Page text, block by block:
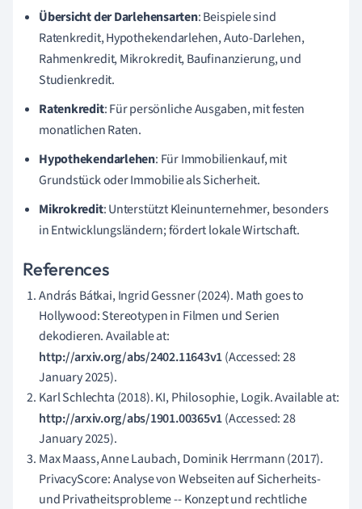
Übersicht der Darlehensarten: Beispiele sind
Ratenkredit, Hypothekendarlehen, Auto-Darlehen,
Rahmenkredit, Mikrokredit, Baufinanzierung, und
Studienkredit.
Ratenkredit: Für persönliche Ausgaben, mit festen
monatlichen Raten.
Hypothekendarlehen: Für Immobilienkauf, mit
Grundstück oder Immobilie als Sicherheit.
Mikrokredit: Unterstützt Kleinunternehmer, besonders
in Entwicklungsländern; fördert lokale Wirtschaft.
References
András Bátkai, Ingrid Gessner (2024). Math goes to
Hollywood: Stereotypen in Filmen und Serien
dekodieren. Available at:
http://arxiv.org/abs/2402.11643v1(Accessed: 28
January 2025).
Karl Schlechta (2018). KI, Philosophie, Logik. Available at:
http://arxiv.org/abs/1901.00365v1(Accessed: 28
January 2025).
Max Maass, Anne Laubach, Dominik Herrmann (2017).
PrivacyScore: Analyse von Webseiten auf Sicherheits-
und Privatheitsprobleme -- Konzept und rechtliche